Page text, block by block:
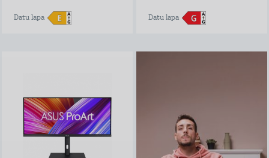
Datu lapa Datu lapa
Negaidi pārraides
televīzijā, izrādes
laiks var sākties
tūlīt ar Go3 TV!
Go3 piedāvājumā: